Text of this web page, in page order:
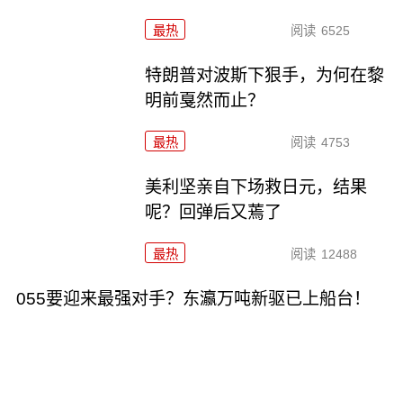
最热 阅读 6525
特朗普对波斯下狠手，为何在黎
明前戛然而止？
最热 阅读 4753
美利坚亲自下场救日元，结果
呢？回弹后又蔫了
最热 阅读 12488
055要迎来最强对手？东瀛万吨新驱已上船台！